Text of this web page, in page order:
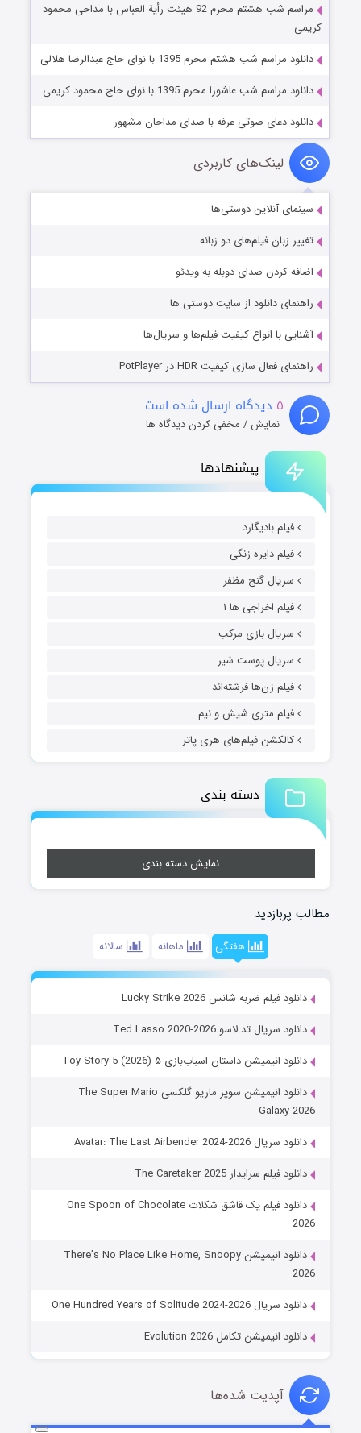
پیشنهادها
فیلم بادیگارد
فیلم دایره زنگی
سریال گنج مظفر
فیلم اخراجی ها ۱
سریال بازی مرکب
سریال پوست شیر
فیلم زن‌ها فرشته‌اند
فیلم متری شیش و نیم
کالکشن فیلم‌های هری پاتر
دسته بندی
نمایش دسته بندی
مطالب پربازدید
هفتگی ماهانه سالانه
دانلود فیلم ضربه شانس Lucky Strike 2026
دانلود سریال تد لاسو Ted Lasso 2020-2026
دانلود انیمیشن داستان اسباب‌بازی ۵ Toy Story 5 (2026)
دانلود انیمیشن سوپر ماریو گلکسی The Super Mario
Galaxy 2026
دانلود سریال Avatar: The Last Airbender 2024-2026
دانلود فیلم سرایدار The Caretaker 2025
دانلود فیلم یک قاشق شکلات One Spoon of Chocolate
2026
دانلود انیمیشن There’s No Place Like Home, Snoopy
2026
دانلود سریال One Hundred Years of Solitude 2024-2026
دانلود انیمیشن تکامل Evolution 2026
مراسم شب هشتم محرم 92 هیئت رأیة العباس با مداحی محمود
کریمی
دانلود مراسم شب هشتم محرم 1395 با نوای حاج عبدالرضا هلالی
دانلود مراسم شب عاشورا محرم 1395 با نوای حاج محمود کریمی
دانلود دعای صوتی عرفه با صدای مداحان مشهور
لینک‌های کاربردی
سینمای آنلاین دوستی‌ها
تغییر زبان فیلم‌های دو زبانه
اضافه کردن صدای دوبله به ویدئو
راهنمای دانلود از سایت دوستی ها
آشنایی با انواع کیفیت فیلم‌ها و سریال‌ها
راهنمای فعال سازی کیفیت HDR در PotPlayer
۵ دیدگاه ارسال شده است
نمایش / مخفی کردن دیدگاه ها
آپدیت شده‌ها